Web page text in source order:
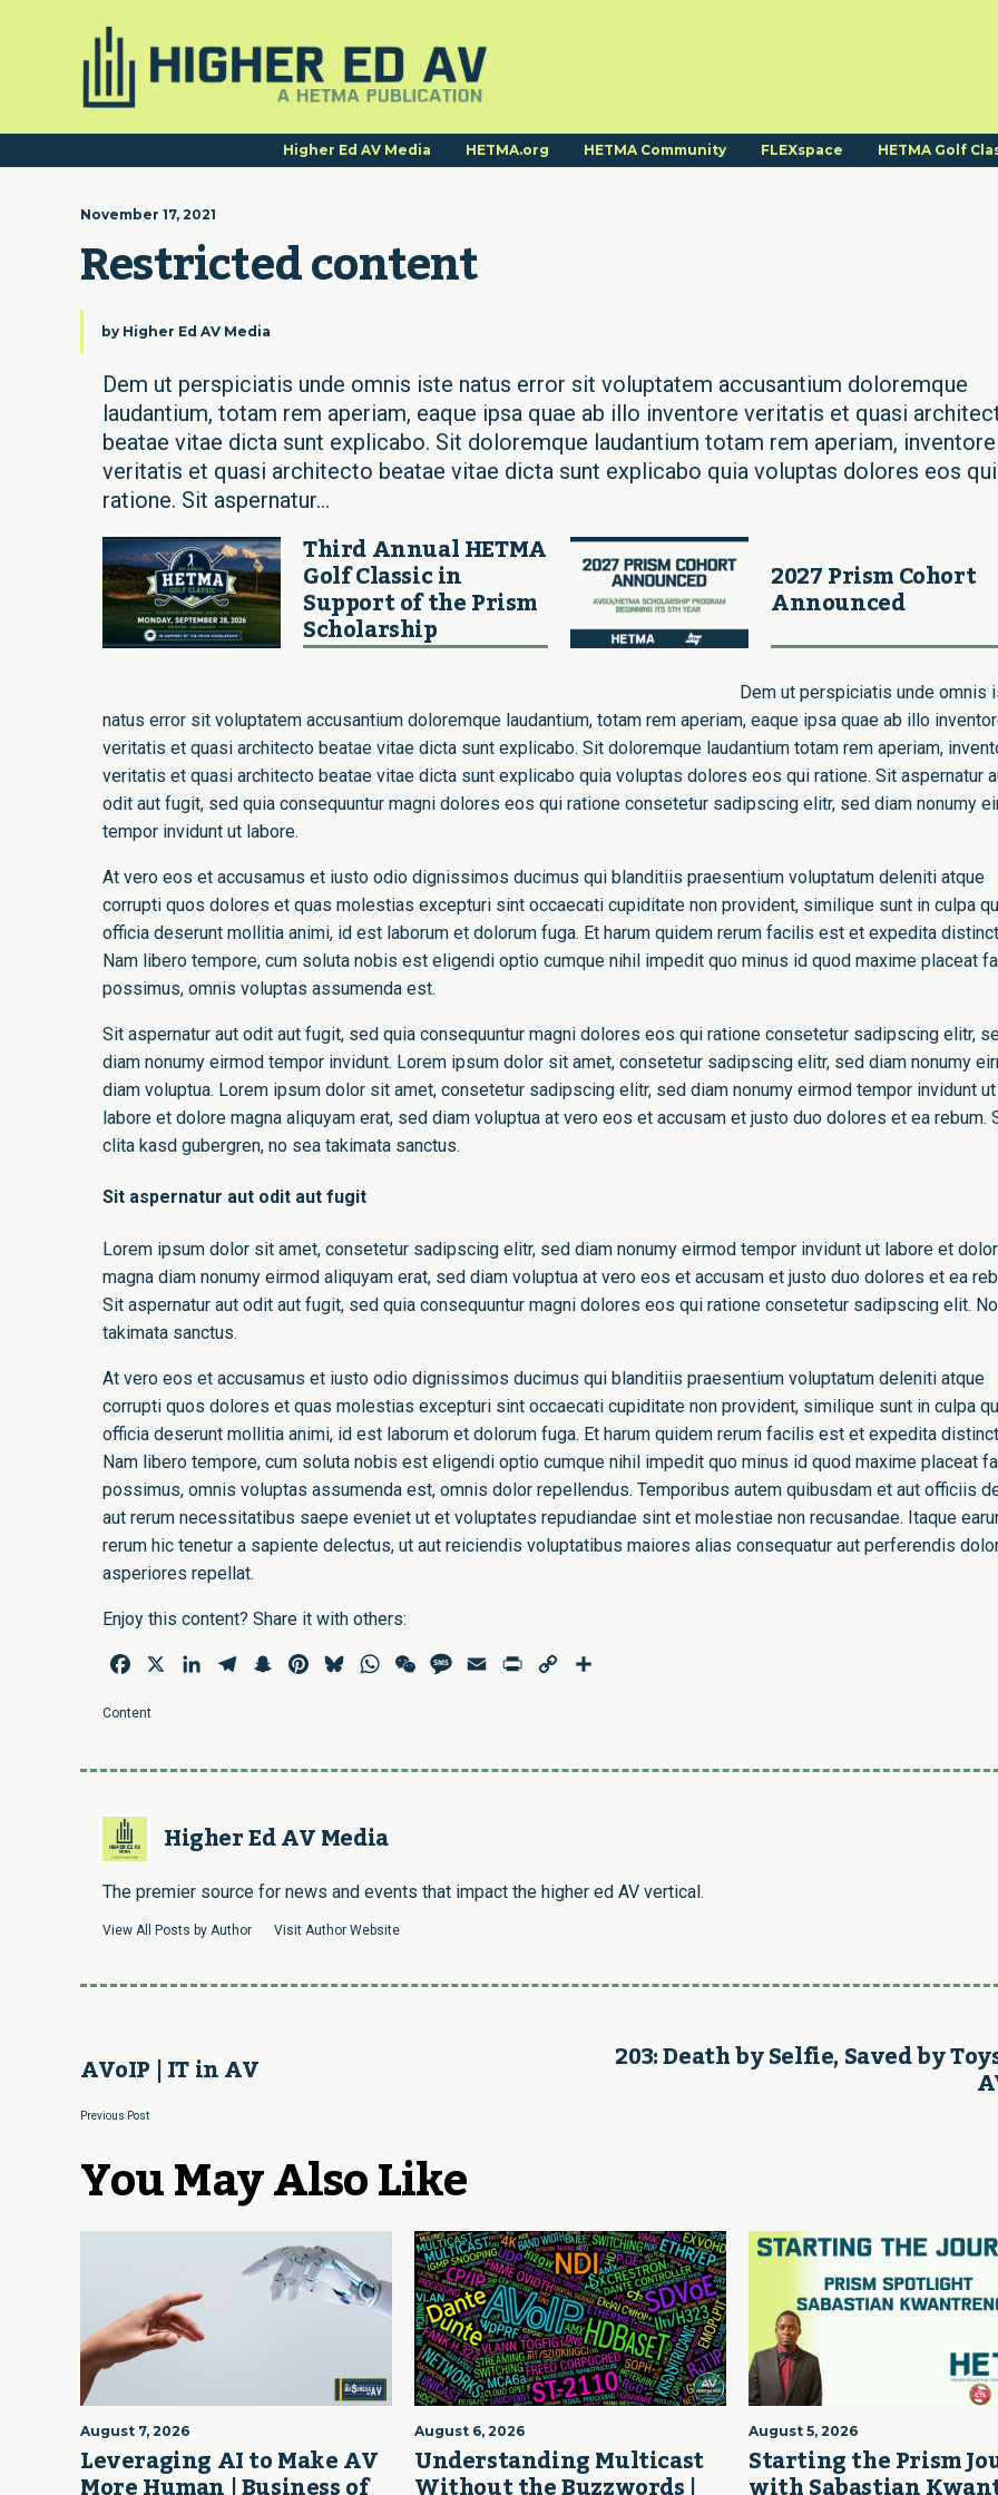
Higher Ed AV Media HETMA.org HETMA Community FLEXspace HETMA Golf
November 17, 2021
Restricted content
by Higher Ed AV Media
Dem ut perspiciatis unde omnis iste natus error sit voluptatem accusantium doloremque
laudantium, totam rem aperiam, eaque ipsa quae ab illo inventore veritatis et quasi
beatae vitae dicta sunt explicabo. Sit doloremque laudantium totam rem aperiam, inventore
veritatis et quasi architecto beatae vitae dicta sunt explicabo quia voluptas dolores eos qui
ratione. Sit aspernatur...
Third Annual HETMA
Golf Classic in
Support of the Prism
Scholarship
2027 Prism Cohort
Announced
Dem ut perspiciatis unde omnis
natus error sit voluptatem accusantium doloremque laudantium, totam rem aperiam, eaque ipsa quae ab illo
veritatis et quasi architecto beatae vitae dicta sunt explicabo. Sit doloremque laudantium totam rem aperiam,
veritatis et quasi architecto beatae vitae dicta sunt explicabo quia voluptas dolores eos qui ratione. Sit aspernatur
odit aut fugit, sed quia consequuntur magni dolores eos qui ratione consetetur sadipscing elitr, sed diam nonumy
tempor invidunt ut labore.
At vero eos et accusamus et iusto odio dignissimos ducimus qui blanditiis praesentium voluptatum deleniti atque
corrupti quos dolores et quas molestias excepturi sint occaecati cupiditate non provident, similique sunt in culpa
officia deserunt mollitia animi, id est laborum et dolorum fuga. Et harum quidem rerum facilis est et expedita
Nam libero tempore, cum soluta nobis est eligendi optio cumque nihil impedit quo minus id quod maxime placeat
possimus, omnis voluptas assumenda est.
Sit aspernatur aut odit aut fugit, sed quia consequuntur magni dolores eos qui ratione consetetur sadipscing elitr,
diam nonumy eirmod tempor invidunt. Lorem ipsum dolor sit amet, consetetur sadipscing elitr, sed diam nonumy
diam voluptua. Lorem ipsum dolor sit amet, consetetur sadipscing elitr, sed diam nonumy eirmod tempor invidunt ut
labore et dolore magna aliquyam erat, sed diam voluptua at vero eos et accusam et justo duo dolores et ea rebum.
clita kasd gubergren, no sea takimata sanctus.
Sit aspernatur aut odit aut fugit
Lorem ipsum dolor sit amet, consetetur sadipscing elitr, sed diam nonumy eirmod tempor invidunt ut labore et
magna diam nonumy eirmod aliquyam erat, sed diam voluptua at vero eos et accusam et justo duo dolores et ea
Sit aspernatur aut odit aut fugit, sed quia consequuntur magni dolores eos qui ratione consetetur sadipscing elit.
takimata sanctus.
At vero eos et accusamus et iusto odio dignissimos ducimus qui blanditiis praesentium voluptatum deleniti atque
corrupti quos dolores et quas molestias excepturi sint occaecati cupiditate non provident, similique sunt in culpa
officia deserunt mollitia animi, id est laborum et dolorum fuga. Et harum quidem rerum facilis est et expedita
Nam libero tempore, cum soluta nobis est eligendi optio cumque nihil impedit quo minus id quod maxime placeat
possimus, omnis voluptas assumenda est, omnis dolor repellendus. Temporibus autem quibusdam et aut officiis
aut rerum necessitatibus saepe eveniet ut et voluptates repudiandae sint et molestiae non recusandae. Itaque
rerum hic tenetur a sapiente delectus, ut aut reiciendis voluptatibus maiores alias consequatur aut perferendis
asperiores repellat.
Enjoy this content? Share it with others:
Facebook LinkedInTelegramSnapchatPinterestBlueskyWhatsAppWeChatMessage
Email Print
Copy
Content
Higher Ed AV Media
The premier source for news and events that impact the higher ed AV vertical.
View All Posts by Author Visit Author Website
AVoIP | IT in AV
Previous Post
203: Death by Selfie, Saved by
You May Also Like
August 7, 2026
Leveraging AI to Make AV
August 6, 2026
Understanding Multicast
August 5, 2026
Starting the Prism